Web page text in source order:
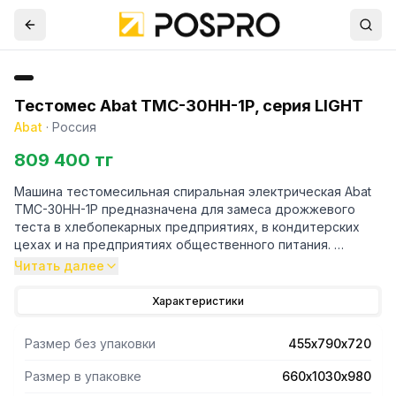
Тестомес Abat ТМС-30НН-1Р, серия LIGHT
Abat · Россия
809 400 тг
Машина тестомесильная спиральная электрическая Abat
ТМС-30НН-1Р предназначена для замеса дрожжевого
теста в хлебопекарных предприятиях, в кондитерских
цехах и на предприятиях общественного питания.
Простая и надежная электромеханическая панель
Низкая скорость вращения элементов привода дежи
электродвигателя и исключает его перегрев.
Повышенный запас прочности месильного органа
(спирали) достигается за счет большего сечения (по
Читать далее
Характеристики
Размер без упаковки 455х790х720
Размер в упаковке 660х1030х980